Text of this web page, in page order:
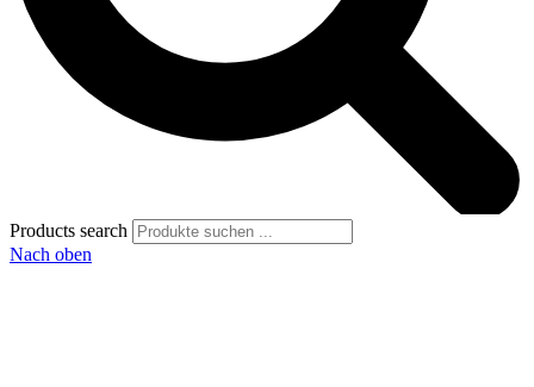
Products search
Nach oben